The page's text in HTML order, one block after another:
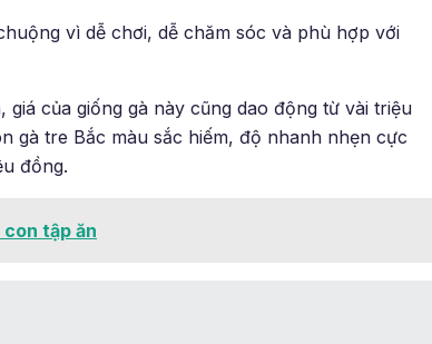
vì dễ chơi, dễ chăm sóc và phù hợp với
của giống gà này cũng dao động từ vài triệu
gà tre Bắc màu sắc hiếm, độ nhanh nhẹn cực
đồng.
tập ăn